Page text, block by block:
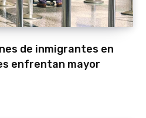
de inmigrantes en
enfrentan mayor